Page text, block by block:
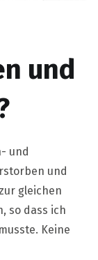
und
und
und
gleichen
so dass ich
Keine